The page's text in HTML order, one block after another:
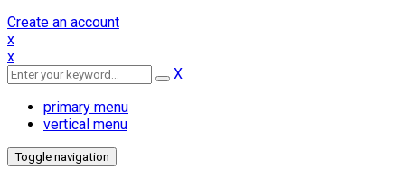
Create an account
x
x
X
primary menu
vertical menu
Toggle navigation